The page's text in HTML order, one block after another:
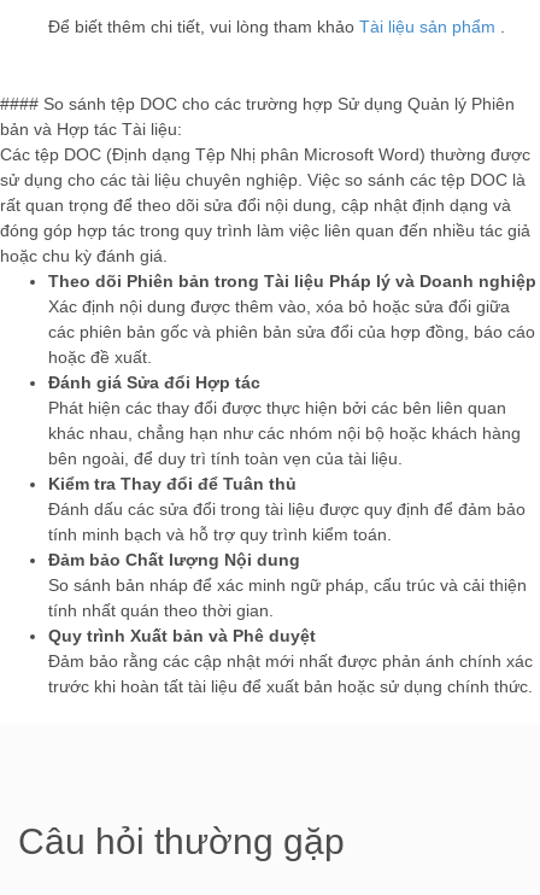
Để biết thêm chi tiết, vui lòng tham khảo Tài liệu sản phẩm
#### So sánh tệp DOC cho các trường hợp Sử dụng Quản lý Phiên
bản và Hợp tác Tài liệu:
Các tệp DOC (Định dạng Tệp Nhị phân Microsoft Word) thường được
sử dụng cho các tài liệu chuyên nghiệp. Việc so sánh các tệp DOC là
rất quan trọng để theo dõi sửa đổi nội dung, cập nhật định dạng và
đóng góp hợp tác trong quy trình làm việc liên quan đến nhiều tác giả
hoặc chu kỳ đánh giá.
Theo dõi Phiên bản trong Tài liệu Pháp lý và Doanh nghiệp
Xác định nội dung được thêm vào, xóa bỏ hoặc sửa đổi giữa
các phiên bản gốc và phiên bản sửa đổi của hợp đồng, báo cáo
hoặc đề xuất.
Đánh giá Sửa đổi Hợp tác
Phát hiện các thay đổi được thực hiện bởi các bên liên quan
khác nhau, chẳng hạn như các nhóm nội bộ hoặc khách hàng
bên ngoài, để duy trì tính toàn vẹn của tài liệu.
Kiểm tra Thay đổi để Tuân thủ
Đánh dấu các sửa đổi trong tài liệu được quy định để đảm bảo
tính minh bạch và hỗ trợ quy trình kiểm toán.
Đảm bảo Chất lượng Nội dung
So sánh bản nháp để xác minh ngữ pháp, cấu trúc và cải thiện
tính nhất quán theo thời gian.
Quy trình Xuất bản và Phê duyệt
Đảm bảo rằng các cập nhật mới nhất được phản ánh chính xác
trước khi hoàn tất tài liệu để xuất bản hoặc sử dụng chính thức.
Câu hỏi thường gặp